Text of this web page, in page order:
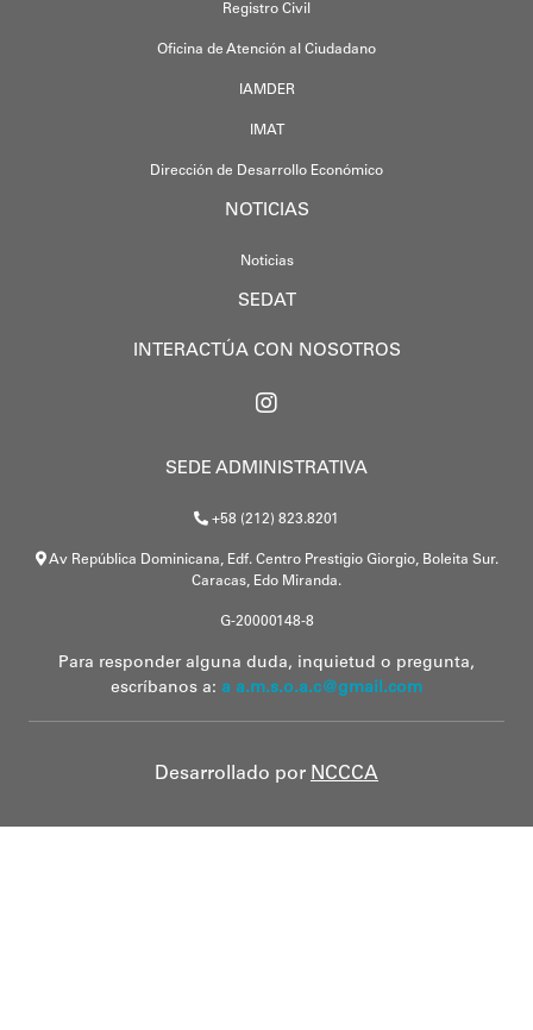
Registro Civil
Oficina de Atención al Ciudadano
IAMDER
IMAT
Dirección de Desarrollo Económico
NOTICIAS
Noticias
SEDAT
INTERACTÚA CON NOSOTROS
SEDE ADMINISTRATIVA
+58 (212) 823.8201
Av República Dominicana, Edf. Centro Prestigio Giorgio, Boleita Sur.
Caracas, Edo Miranda.
G-20000148-8
Para responder alguna duda, inquietud o pregunta,
escríbanos a: a a.m.s.o.a.c@gmail.com
Desarrollado por NCCCA